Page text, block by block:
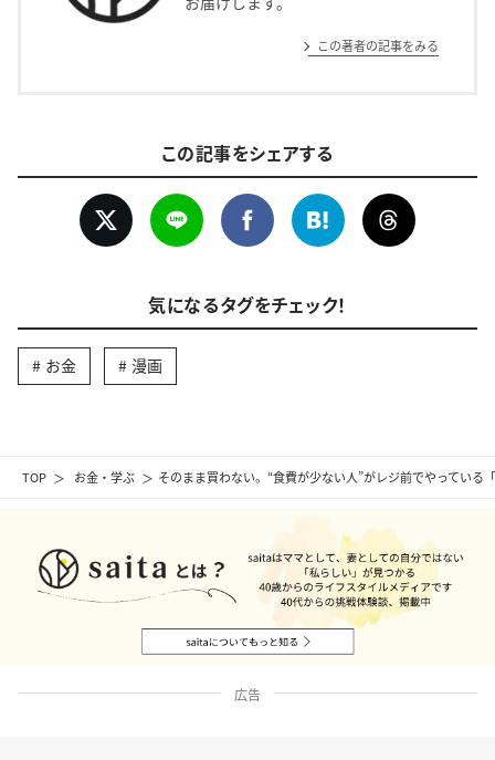
TOP お金・学ぶ そのまま買わない。“食費が少ない人”がレジ前でやっている
この著者の記事をみる
この記事をシェアする
気になるタグをチェック！
お金 漫画
広告